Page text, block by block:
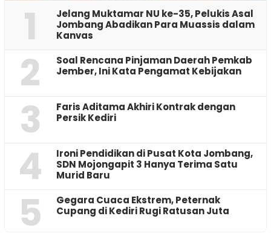
1
Jelang Muktamar NU ke-35, Pelukis Asal
Jombang Abadikan Para Muassis dalam
Kanvas
2
‎Soal Rencana Pinjaman Daerah Pemkab
Jember, Ini Kata Pengamat Kebijakan ‎
3
Faris Aditama Akhiri Kontrak dengan
Persik Kediri
4
Ironi Pendidikan di Pusat Kota Jombang,
SDN Mojongapit 3 Hanya Terima Satu
Murid Baru
5
‎Gegara Cuaca Ekstrem, Peternak
Cupang di Kediri Rugi Ratusan Juta